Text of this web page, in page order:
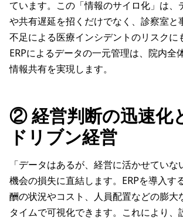
ています。この「情報のサイロ化」は、
や共有遅延を招くだけでなく、診察室と
不足による医療インシデントのリスクに
ERPによるデータの一元管理は、院内全
情報共有を実現します。
② 経営判断の迅速化
ドリブン経営
「データはあるが、経営に活かせてい
機会の損失に直結します。ERPを導入す
酬の状況やコスト、人員配置などの膨大
タイムで可視化できます。これにより、